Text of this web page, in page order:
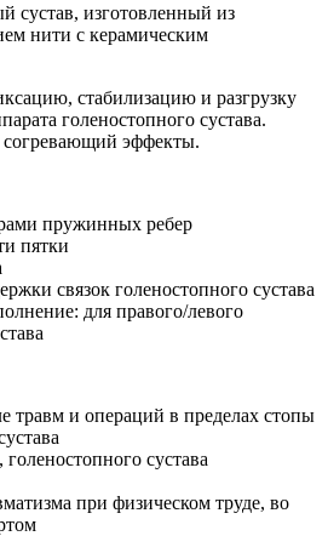
сустав, изготовленный из
нити с керамическим
стабилизацию и разгрузку
голеностопного сустава.
эффекты.
пружинных ребер
пятки
связок голеностопного сустава
для правого/левого
травм и операций в пределах стопы
сустава
при физическом труде, во